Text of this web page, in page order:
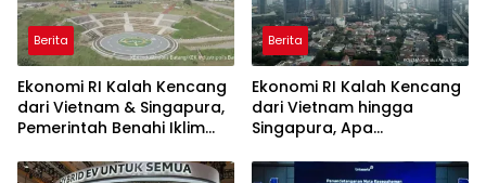
Berita
Ekonomi RI Kalah Kencang
dari Vietnam & Singapura,
Pemerintah Benahi Iklim
Berita
Ekonomi RI Kalah Kencang
dari Vietnam hingga
Singapura, Apa